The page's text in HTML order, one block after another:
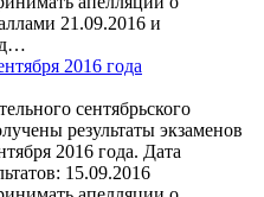
21.09.2016 и
2016 года
сентябрьского
результаты экзаменов
2016 года. Дата
15.09.2016